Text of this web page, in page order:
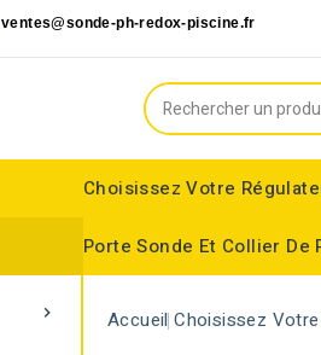
ventes@sonde-ph-redox-piscine.fr
Choisissez Votre
Porte Sonde Et Collier De
 Accueil Choisissez